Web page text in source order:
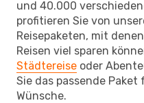
und 40.000
profitieren Sie von
Reisepaketen, mit
Reisen viel sparen
Städtereise oder
Sie das passende
Wünsche.